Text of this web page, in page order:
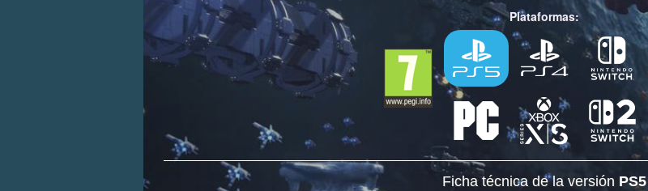
Plataformas:
Ficha técnica de la versión PS5